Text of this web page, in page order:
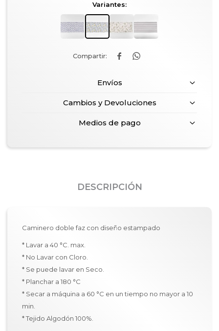
Variantes:
 
Envíos
Cambios y Devoluciones
Medios de pago
DESCRIPCIÓN
Caminero doble faz con diseño estampado
* Lavar a 40 °C. max.
* No Lavar con Cloro.
* Se puede lavar en Seco.
* Planchar a 180 °C
* Secar a máquina a 60 °C en un tiempo no mayor a 10
min.
* Tejido Algodón 100%.